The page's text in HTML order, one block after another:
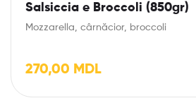
Salsiccia e Broccoli (850gr)
Mozzarella, cârnăcior, broccoli
270,00 MDL